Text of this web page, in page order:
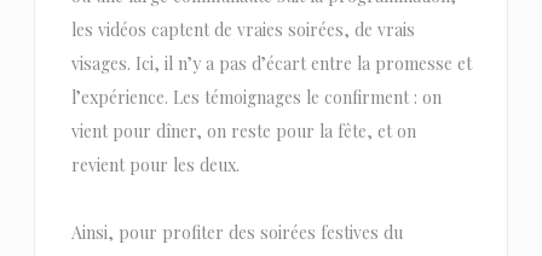
les vidéos captent de vraies soirées, de vrais
visages. Ici, il n’y a pas d’écart entre la promesse et
l’expérience. Les témoignages le confirment : on
vient pour dîner, on reste pour la fête, et on
revient pour les deux.
Ainsi, pour profiter des soirées festives du